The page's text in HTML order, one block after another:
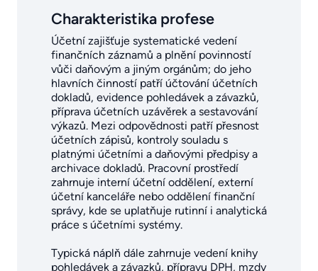
Charakteristika profese
Účetní zajišťuje systematické vedení
finančních záznamů a plnění povinností
vůči daňovým a jiným orgánům; do jeho
hlavních činností patří účtování účetních
dokladů, evidence pohledávek a závazků,
příprava účetních uzávěrek a sestavování
výkazů. Mezi odpovědnosti patří přesnost
účetních zápisů, kontroly souladu s
platnými účetními a daňovými předpisy a
archivace dokladů. Pracovní prostředí
zahrnuje interní účetní oddělení, externí
účetní kanceláře nebo oddělení finanční
správy, kde se uplatňuje rutinní i analytická
práce s účetními systémy.
Typická náplň dále zahrnuje vedení knihy
pohledávek a závazků, přípravu DPH, mzdy